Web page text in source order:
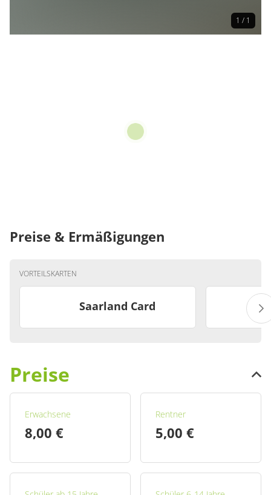
1 / 1
Preise & Ermäßigungen
VORTEILSKARTEN
Saarland Card
Preise
Erwachsene
8,00 €
Rentner
5,00 €